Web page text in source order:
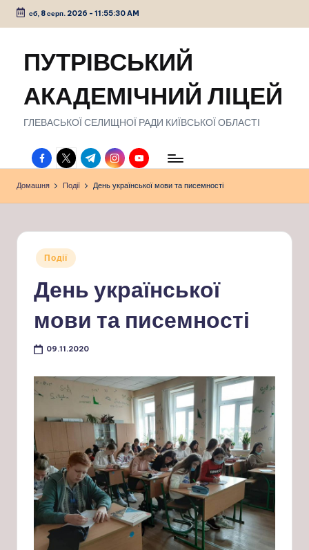
Перейти
сб, 8 серп. 2026 - 11:55:31 AM
ПУТРІВСЬКИЙ
АКАДЕМІЧНИЙ ЛІЦЕЙ
ГЛЕВАСЬКОЇ СЕЛИЩНОЇ РАДИ КИЇВСЬКОЇ ОБЛАСТІ
facebook.com
twitter.com
t.me instagram.com
youtube.com
Домашня Події День української мови та писемності
Опубліковано
Події
День української
мови та писемності
09.11.2020